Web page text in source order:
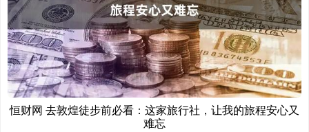
恒财网 去敦煌徒步前必看：这家旅行社，让我的旅程安心又
难忘